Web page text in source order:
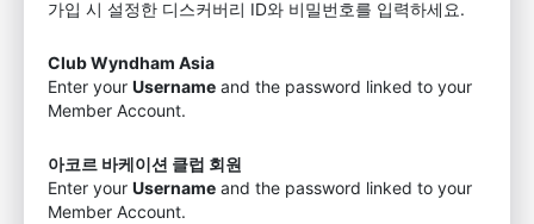
가입 시 설정한 디스커버리 ID와 비밀번호를 입력하세요.
Club Wyndham Asia
Enter your Username and the password linked to your
Member Account.
아코르 바케이션 클럽 회원
Enter your Username and the password linked to your
Member Account.